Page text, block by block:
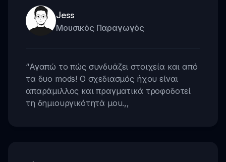
Jess
Μουσικός Παραγωγός
“Αγαπώ το πώς συνδυάζει στοιχεία και από
τα δυο mods! Ο σχεδιασμός ήχου είναι
απαράμιλλος και πραγματικά τροφοδοτεί
τη δημιουργικότητά μου.,,